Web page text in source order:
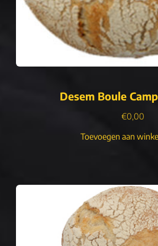
Desem Boule
€0,00
Toevoegen aan